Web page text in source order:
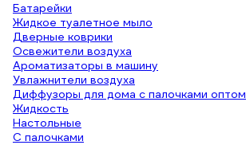
Батарейки
Жидкое туалетное мыло
Дверные коврики
Освежители воздуха
Ароматизаторы в машину
Увлажнители воздуха
Диффузоры для дома с палочками оптом
Жидкость
Настольные
С палочками